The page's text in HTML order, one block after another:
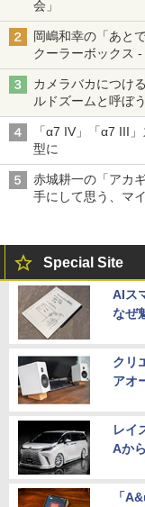
会」
岡嶋和幸の「あと
クーラーボックス
カメラバカにつけ
ルドズームと呼ぼう
「α7 IV」「α7 III
型に
赤城耕一の「アカ
手にして思う、マ
Special Site
AIス
なぜ
クリ
アオ
レイ
Aか
「